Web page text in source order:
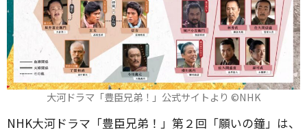
大河ドラマ「豊臣兄弟！」公式サイトより ©️NHK
NHK大河ドラマ「豊臣兄弟！」第２回「願いの鐘」は、